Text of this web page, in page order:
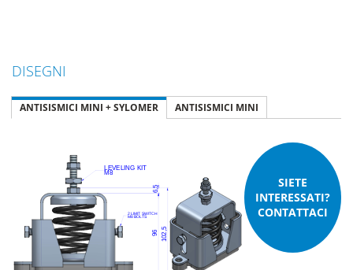
DISEGNI
ANTISISMICI MINI + SYLOMER ANTISISMICI MINI
SIETE
INTERESSATI?
CONTATTACI